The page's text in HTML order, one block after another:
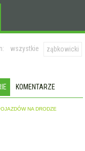
wszystkie ząbkowicki
KOMENTARZE
NA DRODZE